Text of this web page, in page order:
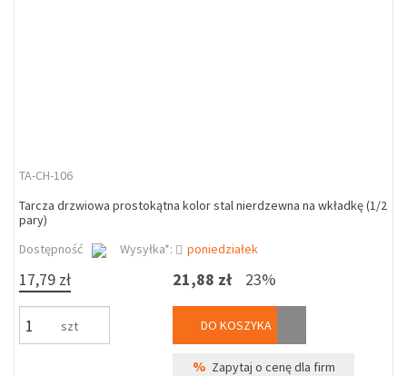
TA-CH-106
Tarcza drzwiowa prostokątna kolor stal nierdzewna na wkładkę (1/2
pary)
Dostępność
Wysyłka*: poniedziałek
17,79 zł
szt
21,88 zł 23%
DO KOSZYKA
% Zapytaj o cenę dla firm